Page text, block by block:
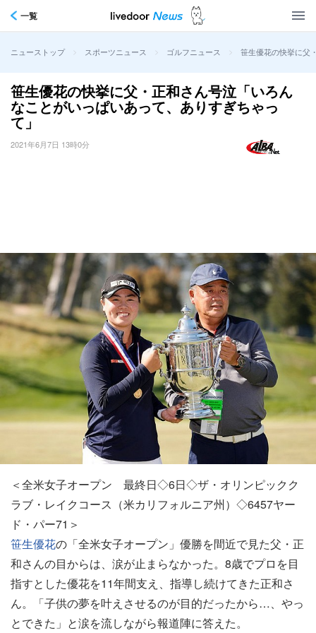
一覧
ニューストップ > スポーツニュース > ゴルフニュース > 笹生優花の快挙に父
笹生優花の快挙に父・正和さん号泣「いろん
なことがいっぱいあって、ありすぎちゃっ
て」
2021年6月7日 13時0分
＜全米女子オープン 最終日◇6日◇ザ・オリンピックク
ラブ・レイクコース（米カリフォルニア州）◇6457ヤー
ド・パー71＞
笹生優花の「全米女子オープン」優勝を間近で見た父・正
和さんの目からは、涙が止まらなかった。8歳でプロを目
指すとした優花を11年間支え、指導し続けてきた正和さ
ん。「子供の夢を叶えさせるのが目的だったから…、やっ
とできた」と涙を流しながら報道陣に答えた。